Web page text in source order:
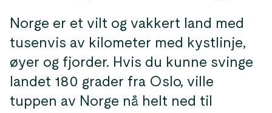
Norge er et vilt og vakkert land med
tusenvis av kilometer med kystlinje,
øyer og fjorder. Hvis du kunne svinge
landet 180 grader fra Oslo, ville
tuppen av Norge nå helt ned til